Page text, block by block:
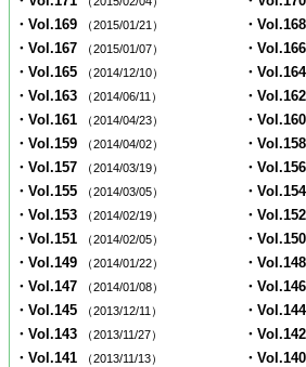
・Vol.169 （2015/01/21） ・Vol.168
・Vol.167 （2015/01/07） ・Vol.166
・Vol.165 （2014/12/10） ・Vol.164
・Vol.163 （2014/06/11） ・Vol.162
・Vol.161 （2014/04/23） ・Vol.160
・Vol.159 （2014/04/02） ・Vol.158
・Vol.157 （2014/03/19） ・Vol.156
・Vol.155 （2014/03/05） ・Vol.154
・Vol.153 （2014/02/19） ・Vol.152
・Vol.151 （2014/02/05） ・Vol.150
・Vol.149 （2014/01/22） ・Vol.148
・Vol.147 （2014/01/08） ・Vol.146
・Vol.145 （2013/12/11） ・Vol.144
・Vol.143 （2013/11/27） ・Vol.142
・Vol.141 （2013/11/13） ・Vol.140